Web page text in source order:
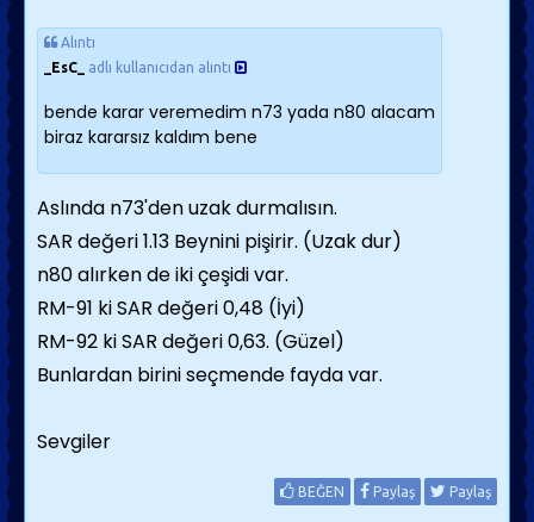
Alıntı
_EsC_
adlı kullanıcıdan alıntı
bende karar veremedim n73 yada n80 alacam
biraz kararsız kaldım bene
Aslında n73'den uzak durmalısın.
SAR değeri 1.13 Beynini pişirir. (Uzak dur)
n80 alırken de iki çeşidi var.
RM-91 ki SAR değeri 0,48 (İyi)
RM-92 ki SAR değeri 0,63. (Güzel)
Bunlardan birini seçmende fayda var.
Sevgiler
BEĞEN Paylaş Paylaş